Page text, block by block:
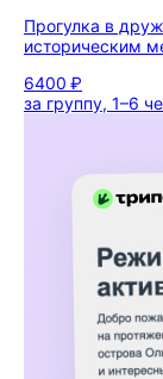
Прогулка в
историческим
6400 ₽
за группу, 1–6